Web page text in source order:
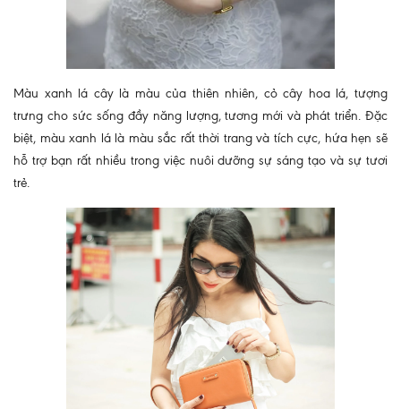
Màu xanh lá cây là màu của thiên nhiên, cỏ cây hoa lá, tượng
trưng cho sức sống đầy năng lượng, tương mới và phát triển. Đặc
biệt, màu xanh lá là màu sắc rất thời trang và tích cực, hứa hẹn sẽ
hỗ trợ bạn rất nhiều trong việc nuôi dưỡng sự sáng tạo và sự tươi
trẻ.